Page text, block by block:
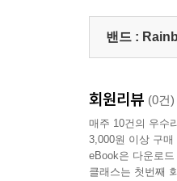
밴드 :
회원리뷰 (0건)
매주 10건의 우수
3,000원 이상 구매
eBook은 다운로
클래스는 첫번째